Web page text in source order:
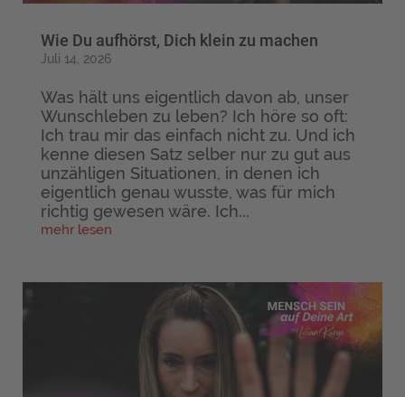
Wie Du aufhörst, Dich klein zu machen
Juli 14, 2026
Was hält uns eigentlich davon ab, unser
Wunschleben zu leben? Ich höre so oft:
Ich trau mir das einfach nicht zu. Und ich
kenne diesen Satz selber nur zu gut aus
unzähligen Situationen, in denen ich
eigentlich genau wusste, was für mich
richtig gewesen wäre. Ich...
mehr lesen